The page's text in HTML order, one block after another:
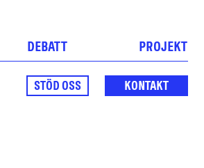
DEBATT PROJEKT
STÖD OSS KONTAKT